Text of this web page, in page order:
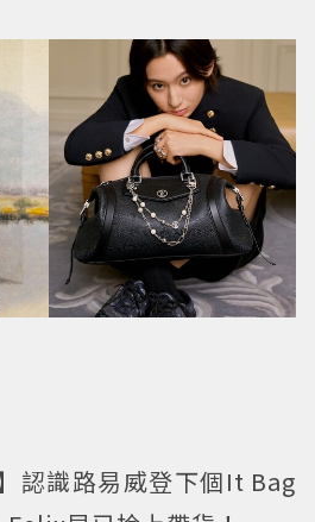
認識路易威登下個It Bag